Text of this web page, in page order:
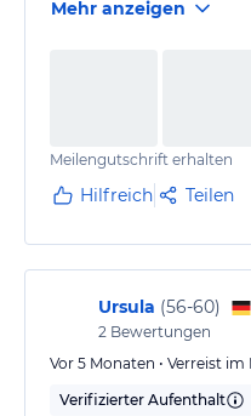
und separaten WC
Schönes Treppenhaus
Mehr anzeigen
Meilengutschrift erhalten
Hilfreich Teilen
Ursula (56-60)
2 Bewertungen
Vor 5 Monaten • Verreist im
Verifizierter Aufenthalt